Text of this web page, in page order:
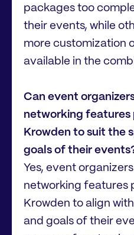
packages too
their events, while
more customization
available in the
Can event
networking features
Krowden to suit the
goals of their
Yes, event
networking features
Krowden to align
and goals of their